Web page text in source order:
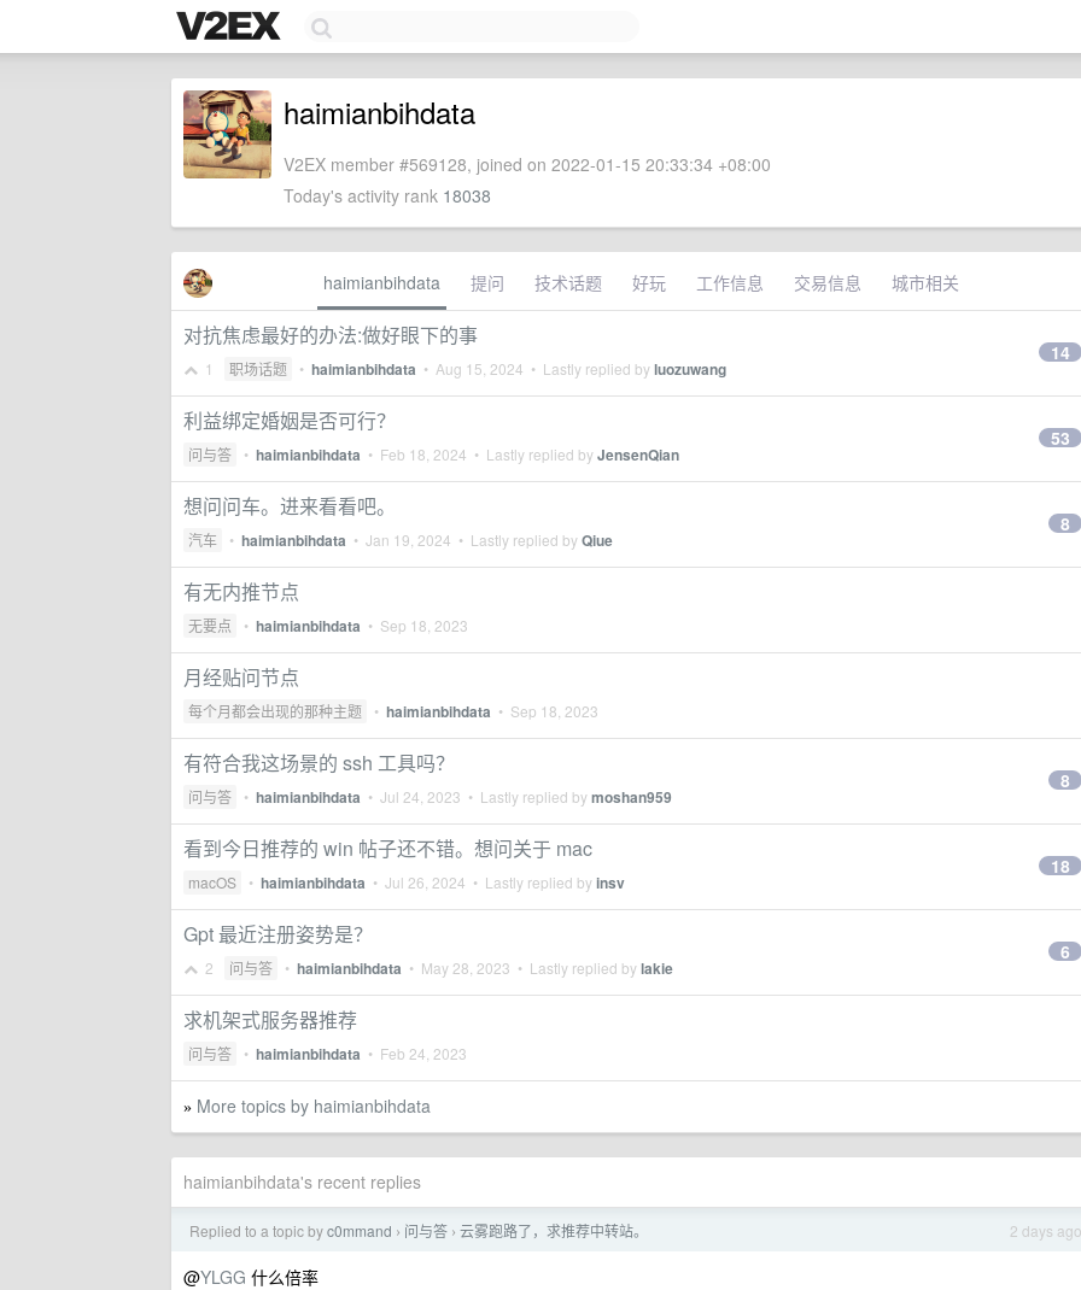
haimianbihdata
V2EX member #569128, joined on 2022-01-15 20:33:34 +08:00
Today's activity rank 18038
haimianbihdata 提问 技术话题 好玩 工作信息 交易信息 城市相关
对抗焦虑最好的办法:做好眼下的事
1 职场话题 • haimianbihdata • Aug 15, 2024 • Lastly replied byluozuwang
14
利益绑定婚姻是否可行？
问与答 • haimianbihdata • Feb 18, 2024 • Lastly replied byJensenQian
53
想问问车。进来看看吧。
汽车 • haimianbihdata • Jan 19, 2024 • Lastly replied byQiue
8
有无内推节点
无要点 • haimianbihdata • Sep 18, 2023
月经贴问节点
每个月都会出现的那种主题 • haimianbihdata • Sep 18, 2023
有符合我这场景的 ssh 工具吗？
问与答 • haimianbihdata • Jul 24, 2023 • Lastly replied bymoshan959
8
看到今日推荐的 win 帖子还不错。想问关于 mac
macOS • haimianbihdata • Jul 26, 2024 • Lastly replied byinsv
18
Gpt 最近注册姿势是？
2 问与答 • haimianbihdata • May 28, 2023 • Lastly replied bylakie
6
求机架式服务器推荐
问与答 • haimianbihdata • Feb 24, 2023
» More topics by haimianbihdata
haimianbihdata's recent replies
2 days ago
Replied to a topic byc0mmand › 问与答 › 云雾跑路了，求推荐中转站。
@YLGG 什么倍率